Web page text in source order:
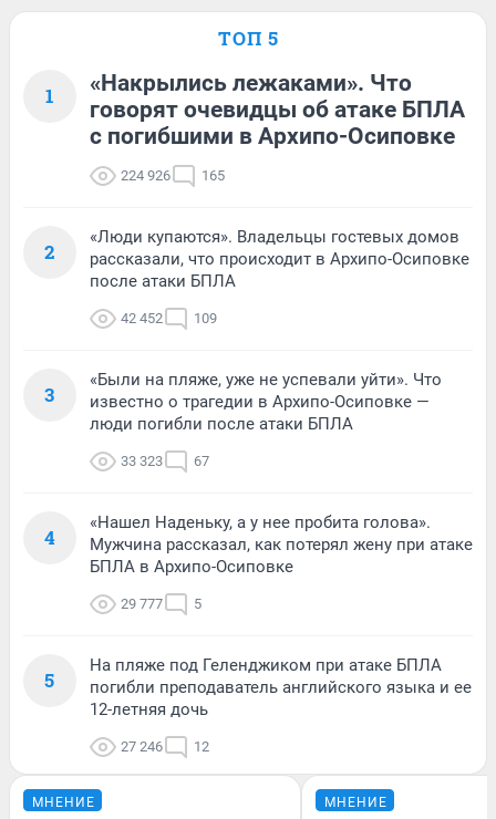
ТОП 5
1
«Накрылись лежаками». Что
говорят очевидцы об атаке БПЛА
с погибшими в Архипо-Осиповке
224 926 165
2
«Люди купаются». Владельцы гостевых домов
рассказали, что происходит в Архипо-Осиповке
после атаки БПЛА
42 452 109
3
«Были на пляже, уже не успевали уйти». Что
известно о трагедии в Архипо-Осиповке —
люди погибли после атаки БПЛА
33 323 67
4
«Нашел Наденьку, а у нее пробита голова».
Мужчина рассказал, как потерял жену при атаке
БПЛА в Архипо-Осиповке
29 777 5
5
На пляже под Геленджиком при атаке БПЛА
погибли преподаватель английского языка и ее
12-летняя дочь
27 246 12
МНЕНИЕ МНЕНИЕ